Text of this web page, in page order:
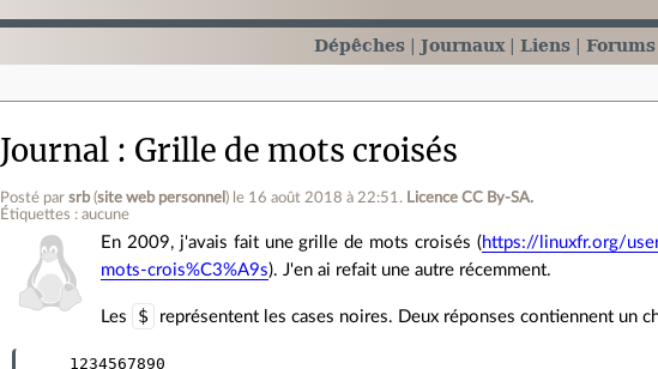
Dépêches Journaux Liens Forums
Journal Grille de mots croisés
Posté parsrb(site web personnel ) le 16 août 2018 à 22:51 . Licence CC By‑SA.
Étiquettes : aucune
En 2009, j'avais fait une grille de mots croisés ( https://linuxfr.org/
mots-crois%C3%A9s). J'en ai refait une autre récemment.
Les $ représentent les cases noires. Deux réponses contiennent un
     1234567890